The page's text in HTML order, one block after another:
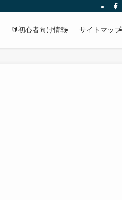
🔰初心者向け情報 サイトマップ